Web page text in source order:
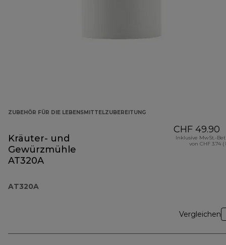
ZUBEHÖR FÜR DIE LEBENSMITTELZUBEREITUNG
Kräuter- und
Gewürzmühle
AT320A
AT320A
CHF 49.90
Inklusive MwSt.-
von CHF 3.74 (
Vergleichen